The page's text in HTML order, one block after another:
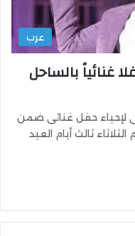
عرب
غنائياً بالساحل
لإحياء حفل غنائى ضمن
ثالث أيام العيد